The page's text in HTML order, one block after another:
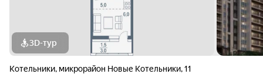
3D-тур
Котельники, микрорайон Новые Котельники,11